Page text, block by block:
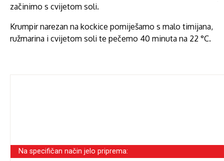
začinimo s cvijetom soli.
Krumpir narezan na kockice pomiješamo s malo timijana,
ružmarina i cvijetom soli te pečemo 40 minuta na 22 °C.
Na specifičan način jelo priprema: